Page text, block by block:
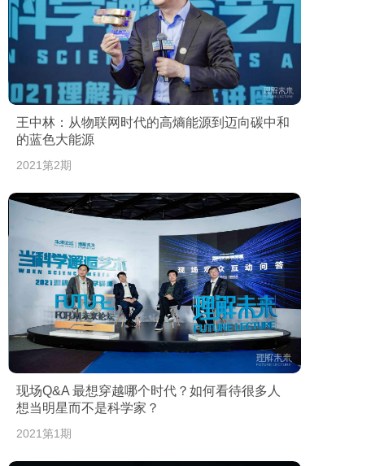
王中林：从物联网时代的高熵能源到迈向碳中和
的蓝色大能源
2021第2期
现场Q&A 最想穿越哪个时代？如何看待很多人
想当明星而不是科学家？
2021第1期